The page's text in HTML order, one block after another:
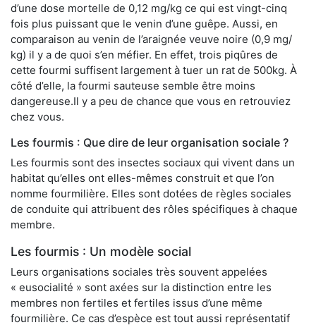
d’une dose mortelle de 0,12 mg/kg ce qui est vingt-cinq
fois plus puissant que le venin d’une guêpe. Aussi, en
comparaison au venin de l’araignée veuve noire (0,9 mg/
kg) il y a de quoi s’en méfier. En effet, trois piqûres de
cette fourmi suffisent largement à tuer un rat de 500kg. À
côté d’elle, la fourmi sauteuse semble être moins
dangereuse.Il y a peu de chance que vous en retrouviez
chez vous.
Les fourmis : Que dire de leur organisation sociale ?
Les fourmis sont des insectes sociaux qui vivent dans un
habitat qu’elles ont elles-mêmes construit et que l’on
nomme fourmilière. Elles sont dotées de règles sociales
de conduite qui attribuent des rôles spécifiques à chaque
membre.
Les fourmis : Un modèle social
Leurs organisations sociales très souvent appelées
« eusocialité » sont axées sur la distinction entre les
membres non fertiles et fertiles issus d’une même
fourmilière. Ce cas d’espèce est tout aussi représentatif